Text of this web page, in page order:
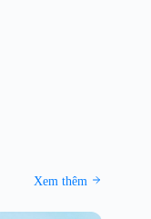
Xem thêm